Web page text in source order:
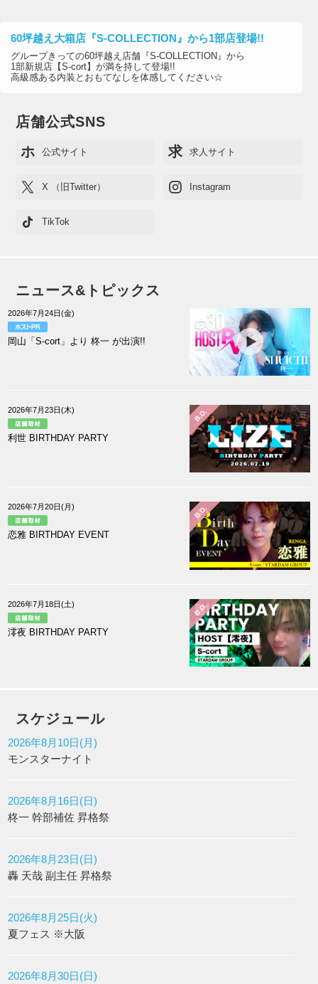
60坪越え大箱店『S-COLLECTION』から1部店登場!!
グループきっての60坪越え店舗『S-COLLECTION』から
1部新規店【S-cort】が満を持して登場!!
高級感ある内装とおもてなしを体感してください☆
店舗公式SNS
ホ
公式サイト 求 求人サイト
X （旧Twitter） Instagram
TikTok
ニュース&トピックス
2026年7月24日(金)
岡山「S-cort」より 柊一 が出演!!
2026年7月23日(木)
利世 BIRTHDAY PARTY
B.D.
2026年7月20日(月)
恋雅 BIRTHDAY EVENT
B.D.
2026年7月18日(土)
澪夜 BIRTHDAY PARTY
B.D.
スケジュール
2026年8月10日(月)
モンスターナイト
2026年8月16日(日)
柊一 幹部補佐 昇格祭
2026年8月23日(日)
轟 天哉 副主任 昇格祭
2026年8月25日(火)
夏フェス ※大阪
2026年8月30日(日)